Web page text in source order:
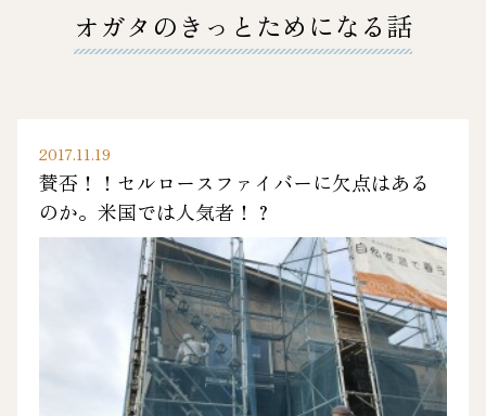
オガタのきっとためになる話
2017.11.19
賛否！！セルロースファイバーに欠点はある
のか。米国では人気者！？